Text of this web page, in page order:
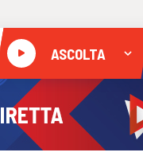
ASCOLTA